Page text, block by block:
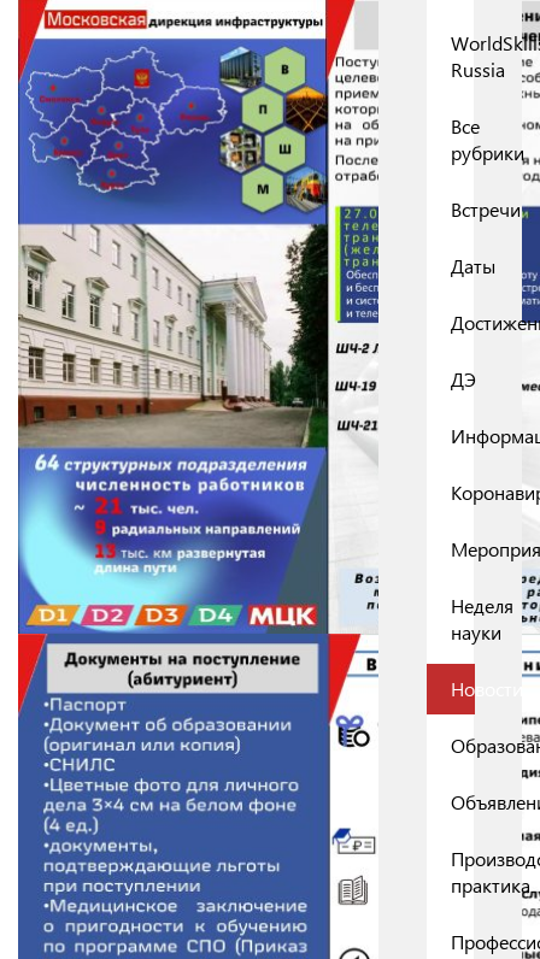
Russia
Все
рубрики
Встречи
Даты
ДЭ
Неделя
науки
Новости
практика